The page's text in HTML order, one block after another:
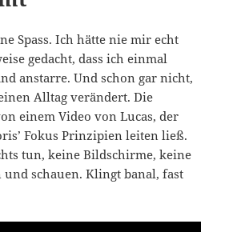
Spass. Ich hätte nie mir echt
gedacht, dass ich einmal
anstarre. Und schon gar nicht,
Alltag verändert. Die
einem Video von Lucas, der
Fokus Prinzipien leiten ließ.
tun, keine Bildschirme, keine
schauen. Klingt banal, fast